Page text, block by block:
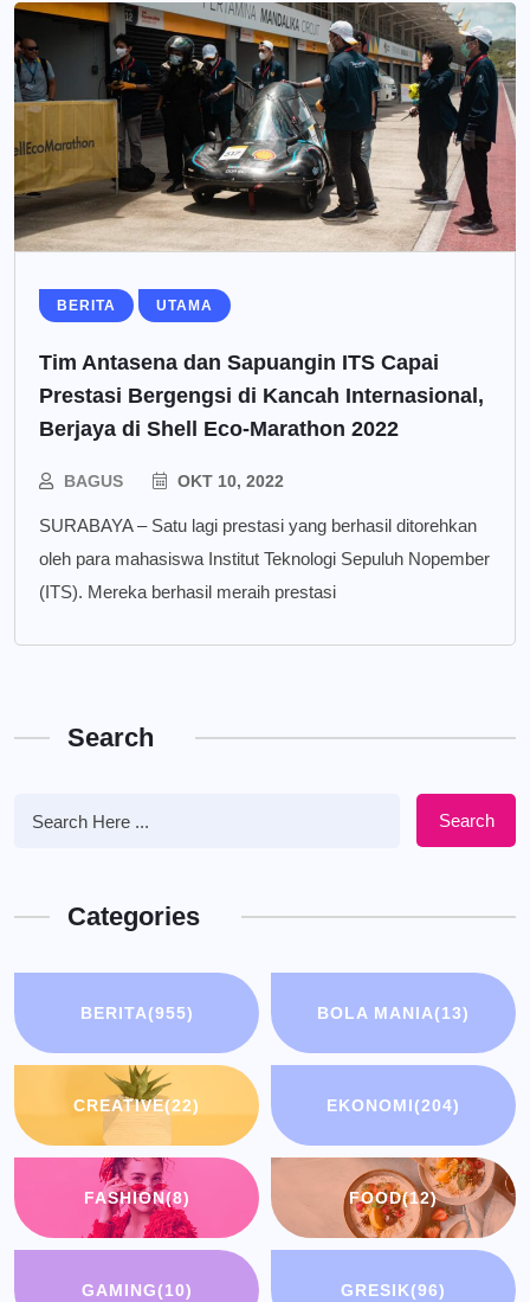
BERITA UTAMA
Tim Antasena dan Sapuangin ITS Capai
Prestasi Bergengsi di Kancah Internasional,
Berjaya di Shell Eco-Marathon 2022
BAGUS OKT 10, 2022
SURABAYA – Satu lagi prestasi yang berhasil ditorehkan
oleh para mahasiswa Institut Teknologi Sepuluh Nopember
(ITS). Mereka berhasil meraih prestasi
Search
Search
Categories
BERITA(955) BOLA MANIA(13)
CREATIVE(22) EKONOMI(204)
FASHION(8) FOOD(12)
GAMING(10) GRESIK(96)